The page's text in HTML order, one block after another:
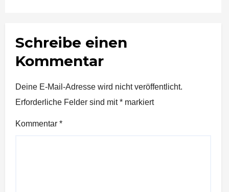
Schreibe einen
Kommentar
Deine E-Mail-Adresse wird nicht veröffentlicht.
Erforderliche Felder sind mit* markiert
Kommentar *